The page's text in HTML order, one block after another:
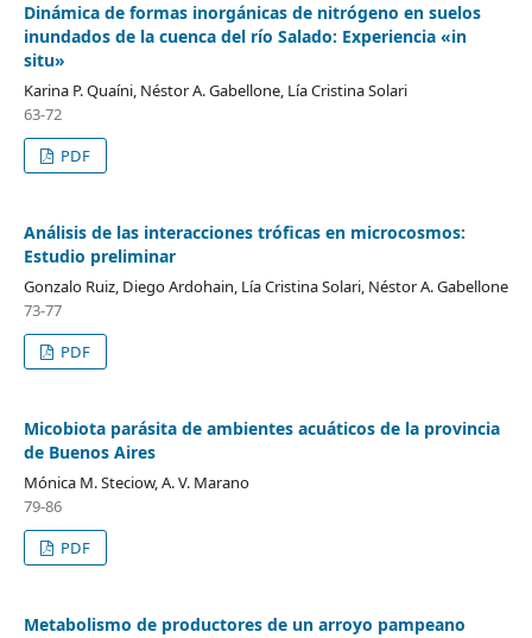
Dinámica de formas inorgánicas de nitrógeno en suelos
inundados de la cuenca del río Salado: Experiencia «in
situ»
Karina P. Quaíni, Néstor A. Gabellone, Lía Cristina Solari
63-72
PDF
Análisis de las interacciones tróficas en microcosmos:
Estudio preliminar
Gonzalo Ruiz, Diego Ardohain, Lía Cristina Solari, Néstor A. Gabellone
73-77
PDF
Micobiota parásita de ambientes acuáticos de la provincia
de Buenos Aires
Mónica M. Steciow, A. V. Marano
79-86
PDF
Metabolismo de productores de un arroyo pampeano